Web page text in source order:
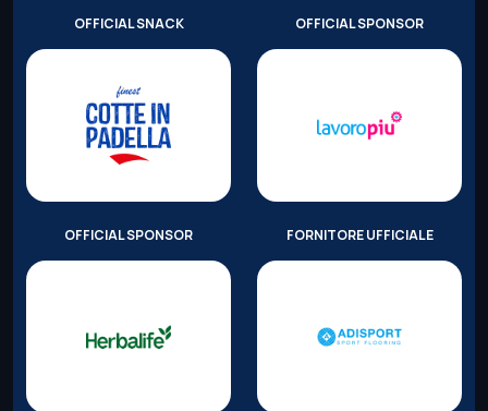
OFFICIAL SNACK OFFICIAL SPONSOR
OFFICIAL SPONSOR FORNITORE UFFICIALE